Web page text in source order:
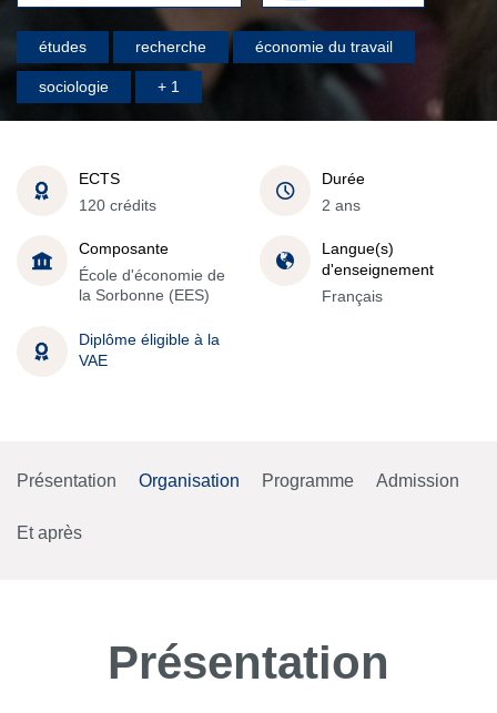
études recherche économie du travail
sociologie + 1
ECTS
120 crédits
Durée
2 ans
Composante
École d'économie de
la Sorbonne (EES)
Langue(s)
d'enseignement
Français
Diplôme éligible à la
VAE
Présentation Organisation Programme Admission
Et après
Présentation